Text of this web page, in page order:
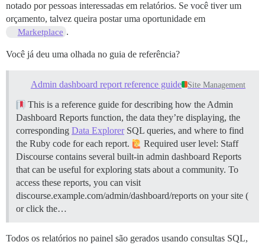
notado por pessoas interessadas em relatórios. Se você tiver um
orçamento, talvez queira postar uma oportunidade em
Marketplace .
Você já deu uma olhada no guia de referência?
Admin dashboard report reference guide Site Management
This is a reference guide for describing how the Admin
Dashboard Reports function, the data they’re displaying, the
corresponding Data ExplorerSQL queries, and where to find
the Ruby code for each report.
Required user level: Staff
Discourse contains several built-in admin dashboard Reports
that can be useful for exploring stats about a community. To
access these reports, you can visit
discourse.example.com/admin/dashboard/reports on your site (
or click the…
Todos os relatórios no painel são gerados usando consultas SQL,